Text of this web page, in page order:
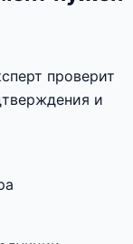
проверит
и